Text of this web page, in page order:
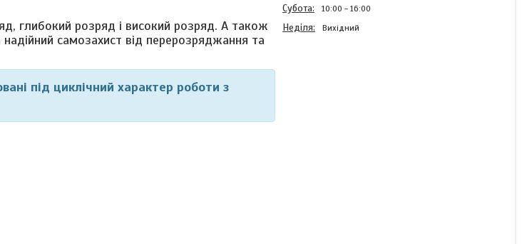
глибокий розряд і високий розряд. А також
самозахист від перерозряджання та
під циклічний характер роботи з
Субота 10:00 16:00
Неділя Вихідний